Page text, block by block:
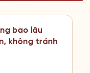
bao lâu
không tránh